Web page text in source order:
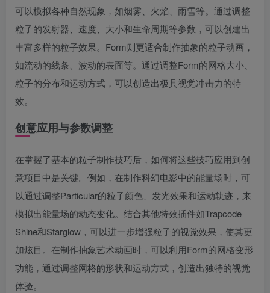
可以模拟各种自然现象，如烟雾、火焰、雨雪等。通过调整
粒子的发射器、速度、大小和生命周期等参数，可以创建出
丰富多样的粒子效果。Form则更适合制作抽象的粒子动画，
如流动的线条、波动的表面等。通过调整Form的网格大小、
粒子的分布和运动方式，可以创造出极具视觉冲击力的特
效。
创意应用与参数调整
在掌握了基本的粒子制作技巧后，如何将这些技巧应用到创
意项目中是关键。例如，在制作科幻电影中的能量场时，可
以通过调整Particular的粒子颜色、发光效果和运动轨迹，来
模拟出能量场的动态变化。结合其他特效插件如Trapcode
Shine和Starglow，可以进一步增强粒子的视觉效果，使其更
加炫目。在制作抽象艺术动画时，可以利用Form的网格变形
功能，通过调整网格的形状和运动方式，创造出独特的视觉
体验。